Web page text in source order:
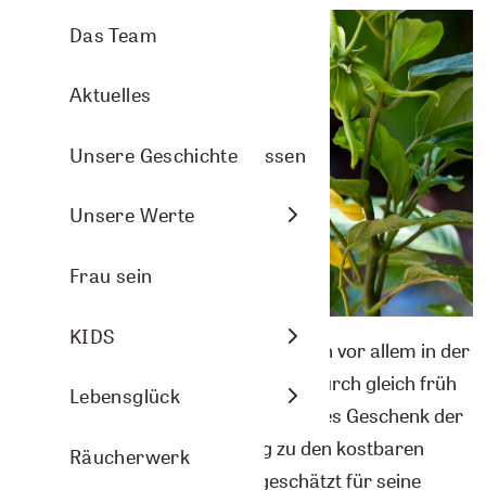
Aromasprays
Nasenbalsam
Arven- und Lavendelkissen
Raumbeduftung
Aromasphere
Zubehör und DIY
Themenwelten
Arve Wellness
Christmas
DIY-Ideen
Energie
Frau sein
KIDS
Lebensglück
Räucherwerk
Pflanzenporträts
Das Team
Aktuelles
Unsere Geschichte
Unsere Werte
Die sternförmigen Blüten verströmen vor allem in der
Nacht ihr volles Aroma, werden dadurch gleich früh
morgens gepflückt und sind ein echtes Geschenk der
Natur. Heute zählt Ylang Ylang zu den kostbaren
Düften in der Aromapflege – geschätzt für seine